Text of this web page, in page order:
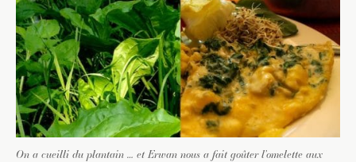
On a cueilli du plantain … et Erwan nous a fait goûter l’omelette aux